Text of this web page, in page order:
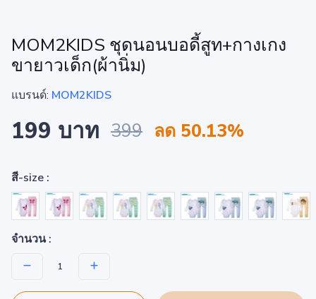
MOM2KIDS ชุดนอนบอดี้สูท+กางเกง
ขายาวเด็ก(ผ้านิ่ม)
แบรนด์: MOM2KIDS
199 บาท 399 ลด 50.13%
สี-size :
จำนวน :